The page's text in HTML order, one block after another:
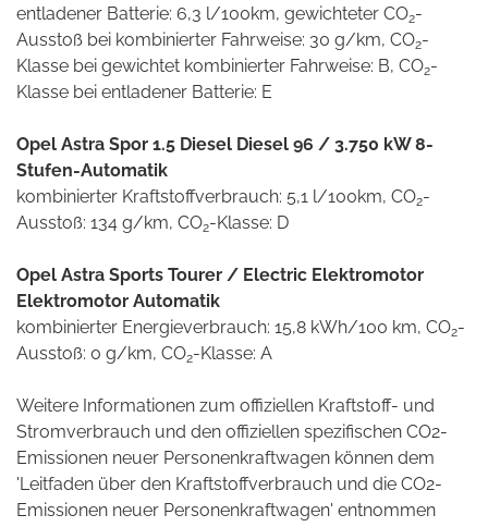
entladener Batterie: 6,3 l/100km, gewichteter CO2-
Ausstoß bei kombinierter Fahrweise: 30 g/km, CO2-
Klasse bei gewichtet kombinierter Fahrweise: B, CO2-
Klasse bei entladener Batterie: E
Opel Astra Spor 1.5 Diesel Diesel 96 / 3.750 kW 8-
Stufen-Automatik
kombinierter Kraftstoffverbrauch: 5,1 l/100km, CO2-
Ausstoß: 134 g/km, CO2-Klasse: D
Opel Astra Sports Tourer / Electric Elektromotor
Elektromotor Automatik
kombinierter Energieverbrauch: 15,8 kWh/100 km, CO2-
Ausstoß: 0 g/km, CO2-Klasse: A
Weitere Informationen zum offiziellen Kraftstoff- und
Stromverbrauch und den offiziellen spezifischen CO2-
Emissionen neuer Personenkraftwagen können dem
'Leitfaden über den Kraftstoffverbrauch und die CO2-
Emissionen neuer Personenkraftwagen' entnommen